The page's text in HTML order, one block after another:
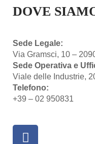
DOVE
Sede Legale:
Via Gramsci, 10 –
Sede Operativa e
Viale delle Industrie,
Telefono:
+39 – 02 950831